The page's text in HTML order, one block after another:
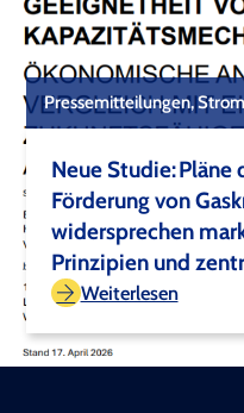
Pressemitteilungen,
Neue Studie: Pläne
Förderung von
widersprechen
Prinzipien und
Weiterlesen